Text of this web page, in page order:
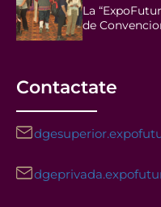
La
de
Contactate